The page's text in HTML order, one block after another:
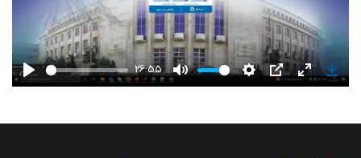
Play
26:55
Mute Settings
PIP Enter